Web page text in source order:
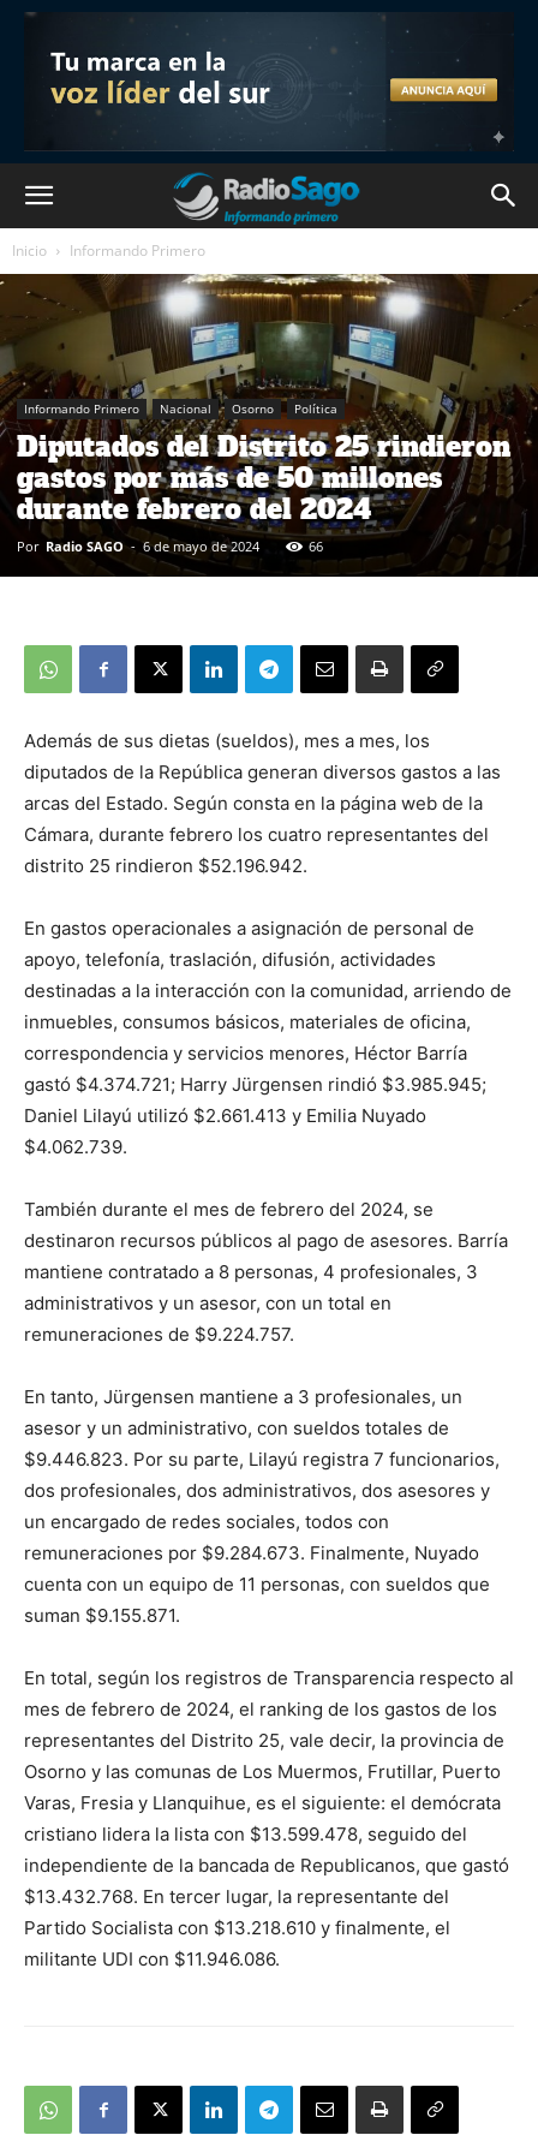
Inicio Informando Primero
Informando Primero Nacional Osorno Política
Diputados del Distrito 25 rindieron
gastos por más de 50 millones
durante febrero del 2024
Por Radio SAGO - 6 de mayo de 2024 66
Además de sus dietas (sueldos), mes a mes, los
diputados de la República generan diversos gastos a las
arcas del Estado. Según consta en la página web de la
Cámara, durante febrero los cuatro representantes del
distrito 25 rindieron $52.196.942.
En gastos operacionales a asignación de personal de
apoyo, telefonía, traslación, difusión, actividades
destinadas a la interacción con la comunidad, arriendo de
inmuebles, consumos básicos, materiales de oficina,
correspondencia y servicios menores, Héctor Barría
gastó $4.374.721; Harry Jürgensen rindió $3.985.945;
Daniel Lilayú utilizó $2.661.413 y Emilia Nuyado
$4.062.739.
También durante el mes de febrero del 2024, se
destinaron recursos públicos al pago de asesores. Barría
mantiene contratado a 8 personas, 4 profesionales, 3
administrativos y un asesor, con un total en
remuneraciones de $9.224.757.
En tanto, Jürgensen mantiene a 3 profesionales, un
asesor y un administrativo, con sueldos totales de
$9.446.823. Por su parte, Lilayú registra 7 funcionarios,
dos profesionales, dos administrativos, dos asesores y
un encargado de redes sociales, todos con
remuneraciones por $9.284.673. Finalmente, Nuyado
cuenta con un equipo de 11 personas, con sueldos que
suman $9.155.871.
En total, según los registros de Transparencia respecto al
mes de febrero de 2024, el ranking de los gastos de los
representantes del Distrito 25, vale decir, la provincia de
Osorno y las comunas de Los Muermos, Frutillar, Puerto
Varas, Fresia y Llanquihue, es el siguiente: el demócrata
cristiano lidera la lista con $13.599.478, seguido del
independiente de la bancada de Republicanos, que gastó
$13.432.768. En tercer lugar, la representante del
Partido Socialista con $13.218.610 y finalmente, el
militante UDI con $11.946.086.